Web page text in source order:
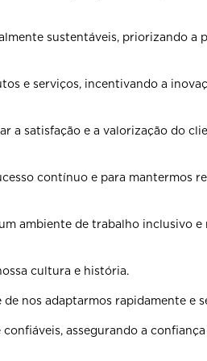
sustentáveis, priorizando a
e serviços, incentivando a
a satisfação e a valorização do
contínuo e para mantermos
ambiente de trabalho inclusivo e
cultura e história.
nos adaptarmos rapidamente e
assegurando a